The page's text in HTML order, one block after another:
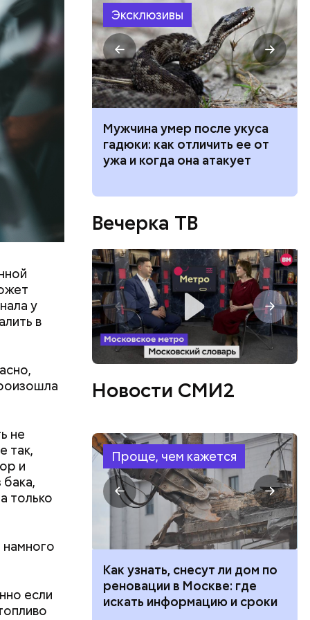
у
в
не
так,
и
только
намного
если
и
Эксклюзивы
горчица:
и
из него
Мужчина умер после укуса
гадюки: как отличить ее от
ужа и когда она атакует
Вечерка ТВ
Новости СМИ2
Проще, чем кажется
тысяч
при
кто может
Как узнать, снесут ли дом по
реновации в Москве: где
искать информацию и сроки